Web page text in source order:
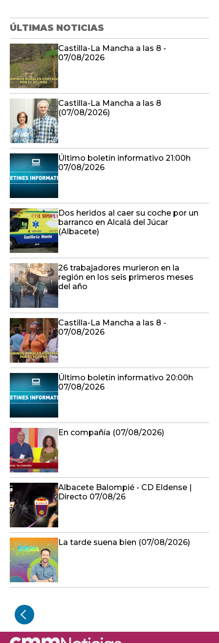
ÚLTIMAS NOTICIAS
Castilla-La Mancha a las 8 -
07/08/2026
Castilla-La Mancha a las 8
(07/08/2026)
Último boletín informativo 21:00h
07/08/2026
Dos heridos al caer su coche por un
barranco en Alcalá del Júcar
(Albacete)
26 trabajadores murieron en la
región en los seis primeros meses
del año
Castilla-La Mancha a las 8 -
07/08/2026
Último boletín informativo 20:00h
07/08/2026
En compañía (07/08/2026)
Albacete Balompié - CD Eldense |
Directo 07/08/26
La tarde suena bien (07/08/2026)